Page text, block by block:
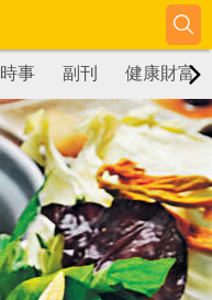
時事 副刊 健康財富